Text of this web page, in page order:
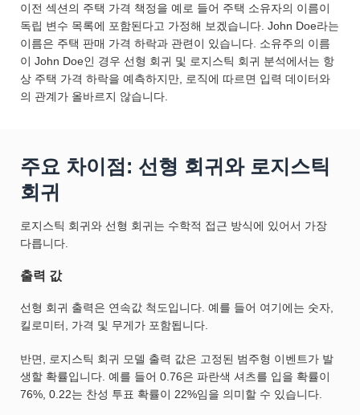
이전 섹션의 주택 가격 책정을 예로 들어 주택 소유자의 이름이
독립 변수 목록에 포함된다고 가정해 보겠습니다. John Doe라는
이름은 주택 판매 가격 하락과 관련이 있습니다. 소유주의 이름
이 John Doe인 경우 선형 회귀 및 로지스틱 회귀 분석에서는 항
상 주택 가격 하락을 예측하지만, 로직에 따르면 입력 데이터와
의 관계가 올바르지 않습니다.
주요 차이점: 선형 회귀와 로지스틱
회귀
로지스틱 회귀와 선형 회귀는 수학적 접근 방식에 있어서 가장
다릅니다.
출력 값
선형 회귀 출력은 연속값 척도입니다. 예를 들어 여기에는 숫자,
킬로미터, 가격 및 무게가 포함됩니다.
반면, 로지스틱 회귀 모델 출력 값은 고정된 범주형 이벤트가 발
생할 확률입니다. 예를 들어 0.76은 파란색 셔츠를 입을 확률이
76%, 0.22는 찬성 투표 확률이 22%임을 의미할 수 있습니다.